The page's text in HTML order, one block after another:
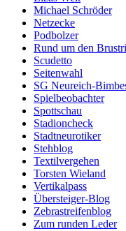
Michael Schröder
Netzecke
Podbolzer
Rund um den
Scudetto
Seitenwahl
SG Neureich-
Spielbeobachter
Spottschau
Stadioncheck
Stadtneurotiker
Stehblog
Textilvergehen
Torsten Wieland
Vertikalpass
Übersteiger-Blog
Zebrastreifenblog
Zum runden Leder